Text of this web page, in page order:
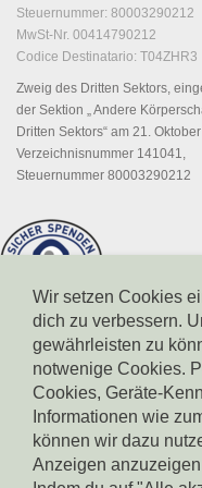
Steuernummer: 80003290212
MwSt-Nr. 00414790212
Codice Destinatario: T04ZHR3
Zweig des Dritten Sektors,
der Sektion „ Andere
Dritten Sektors“ am 21.
Verzeichnisnummer 141041,
Steuernummer 80003290212
Spendenkonto Südtiroler
IBAN:
BIC: CRBZIT2B001
Wir setzen Cookies
dich zu verbessern.
gewährleisten zu
notwenige Cookies.
Cookies, Geräte-
Informationen wie
können wir dazu
Anzeigen